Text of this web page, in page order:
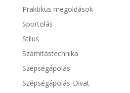
Praktikus megoldások
Sportolás
Stílus
Számítástechnika
Szépségápolás
Szépségápolás-Divat